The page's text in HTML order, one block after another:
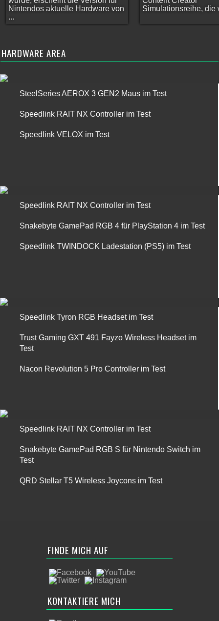
Nintendos aktuelle Hardware von
...
Simulationsreihe, die
HARDWARE AREA
SteelSeries AEROX 3 GEN2 Maus im Test
Speedlink RAIT NX Controller im Test
Speedlink VELOX im Test
Speedlink RAIT NX Controller im Test
Snakebyte GamePad RGB 4 für PlayStation 4 im Test
Speedlink TWINDOCK Ladestation (PS5) im Test
Speedlink Tyron RGB Headset im Test
Trust Gaming GXT 491 Fayzo Wireless Headset im
Test
Nacon Revolution 5 Pro Controller im Test
Speedlink RAIT NX Controller im Test
Snakebyte GamePad RGB S für Nintendo Switch im
Test
QRD Stellar T5 Wireless Joycons im Test
FINDE MICH AUF
KONTAKTIERE MICH